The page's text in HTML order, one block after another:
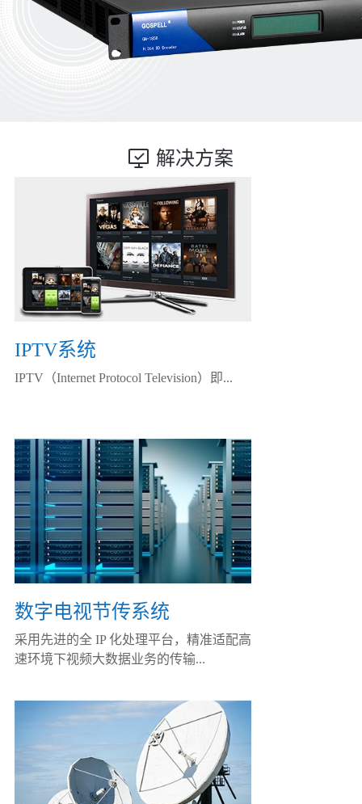
解决方案
IPTV系统
IPTV（Internet Protocol Television）即...
数字电视节传系统
采用先进的全 IP 化处理平台，精准适配高
速环境下视频大数据业务的传输...